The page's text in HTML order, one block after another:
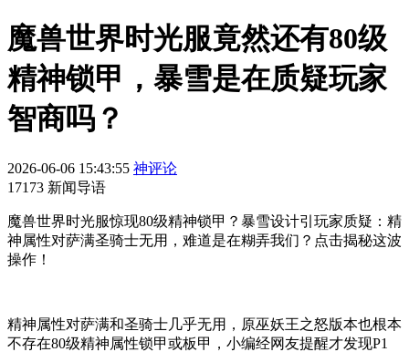
魔兽世界时光服竟然还有80级
精神锁甲，暴雪是在质疑玩家
智商吗？
2026-06-06 15:43:55 神评论
17173 新闻导语
魔兽世界时光服惊现80级精神锁甲？暴雪设计引玩家质疑：精
神属性对萨满圣骑士无用，难道是在糊弄我们？点击揭秘这波
操作！
精神属性对萨满和圣骑士几乎无用，原巫妖王之怒版本也根本
不存在80级精神属性锁甲或板甲，小编经网友提醒才发现P1